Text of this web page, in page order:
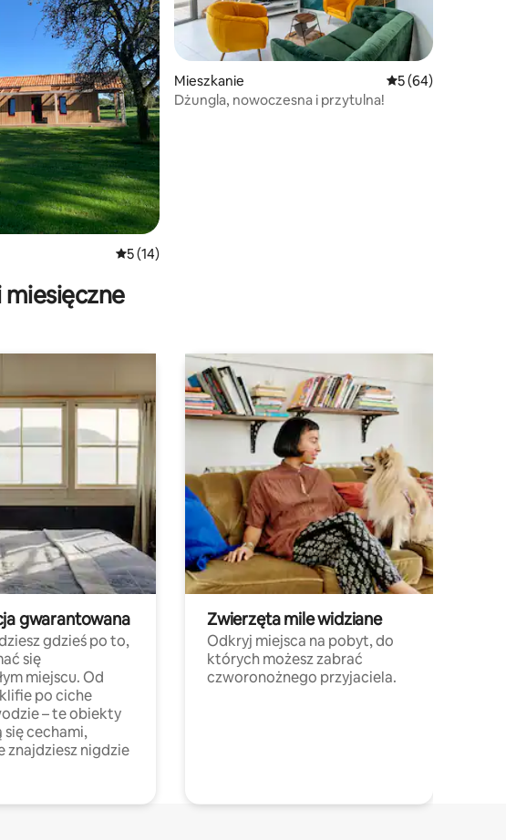
recenzji: 37
Średnia ocena: 5 na 5, liczba recenzji: 14
5 (14)
Mieszkanie Średnia ocena: 5
5 (64)
Dżungla, nowoczesna i przytulna!
gwarantowana
gdzieś po to,
się
miejscu. Od
po ciche
– te obiekty
cechami,
znajdziesz nigdzie
Zwierzęta mile widziane
Odkryj miejsca na pobyt, do
których możesz zabrać
czworonożnego przyjaciela.